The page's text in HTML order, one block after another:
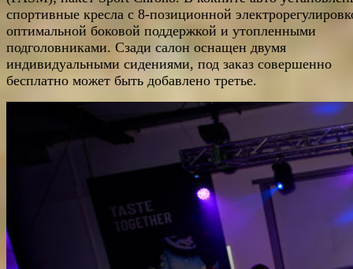
спортивные кресла с 8-позиционной
оптимальной боковой поддержкой и утопленными
подголовниками. Сзади салон оснащен двумя
индивидуальными сидениями, под заказ совершенно
бесплатно может быть добавлено третье.